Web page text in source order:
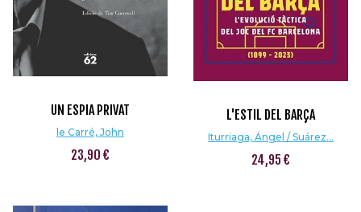
UN ESPIA PRIVAT
le Carré, John
23,90 €
L'ESTIL DEL BARÇA
Iturriaga, Ángel / Suárez...
24,95 €